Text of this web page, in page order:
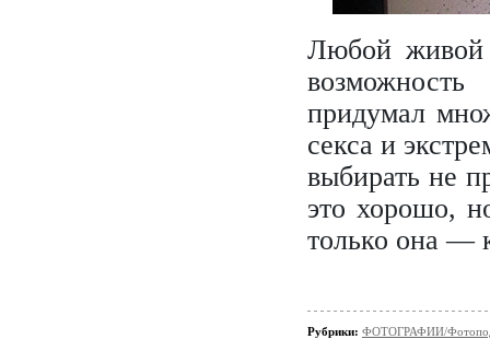
Любой живой
придумал
секса и
выбирать не
это хорошо,
только она —
Рубрики: ФОТОГРАФИИ/